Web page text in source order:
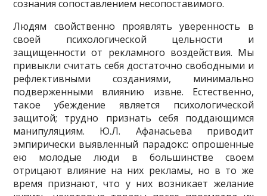
сознания сопоставлением несопоставимого.
Людям свойственно проявлять уверенность в
своей психологической цель­ности и
защищенности от рекламного воздействия. Мы
привыкли считать себя достаточно свободными и
рефлективными созданиями, минимально
подвер­женными влиянию извне. Естественно,
такое убеждение является психологиче­ской
защитой; трудно признать себя поддающимся
манипуляциям. Ю.Л. Афа­насьева приводит
эмпирически выявленный парадокс: опрошенные
ею молодые люди в большинстве своем
отрицают влияние на них рекламы, но в то же
время признают, что у них возникает желание